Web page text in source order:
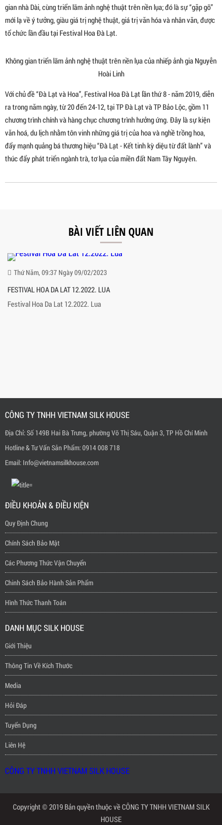
gian nhà Dài, cùng triển lãm ảnh nghệ thuật trên nền lụa; đó là sự “gặp gỡ”
mới lạ về ý tưởng, giàu giá trị nghệ thuật, giá trị văn hóa và nhân văn, được
tổ chức lần đầu tại Festival Hoa Đà Lạt.
Không gian triển lãm ảnh nghệ thuật trên nền lụa của nhiếp ảnh gia Nguyễn
Hoài Linh
Với chủ đề “Đà Lạt và Hoa”, Festival Hoa Đà Lạt lần thứ 8 - năm 2019, diễn
ra trong năm ngày, từ 20 đến 24-12, tại TP Đà Lạt và TP Bảo Lộc, gồm 11
chương trình chính và hàng chục chương trình hưởng ứng. Đây là sự kiện
văn hoá, du lịch nhằm tôn vinh những giá trị của hoa và nghề trồng hoa,
đẩy mạnh quảng bá thương hiệu “Đà Lạt - Kết tinh kỳ diệu từ đất lành” và
thúc đẩy phát triển ngành trà, tơ lụa của miền đất Nam Tây Nguyên.
BÀI VIẾT LIÊN QUAN
Thứ Năm, 09:37 Ngày 09/02/2023
FESTIVAL HOA DA LAT 12.2022. LUA
Festival Hoa Da Lat 12.2022. Lua
CÔNG TY TNHH VIETNAM SILK HOUSE
Địa Chỉ: Số 149B Hai Bà Trưng, phường Võ Thị Sáu, Quận 3, TP Hồ Chí Minh
Hotline & Tư Vấn Sản Phẩm: 0914 008 718
Email: Info@vietnamsilkhouse.com
ĐIỀU KHOẢN & ĐIỀU KIỆN
Quy Định Chung
Chính Sách Bảo Mật
Các Phương Thức Vận Chuyển
Chinh Sách Bảo Hành Sản Phẩm
Hình Thức Thanh Toán
DANH MỤC SILK HOUSE
Giới Thiệu
Thông Tin Về Kích Thước
Media
Hỏi Đáp
Tuyển Dụng
Liên Hệ
CÔNG TY TNHH VIETNAM SILK HOUSE
Copyright © 2019 Bản quyền thuộc về CÔNG TY TNHH VIETNAM SILK
HOUSE